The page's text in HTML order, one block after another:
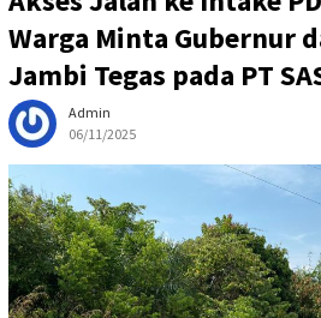
Warga Minta Gubernur
Jambi Tegas pada PT
Admin
06/11/2025